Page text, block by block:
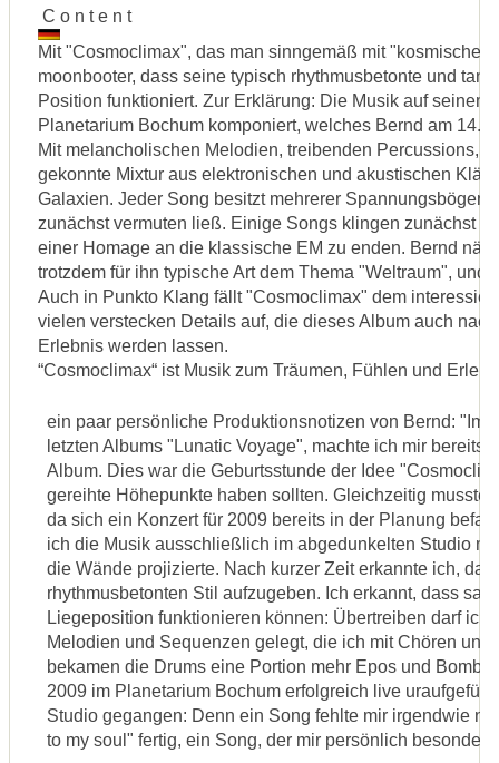
C o n t e n t
Mit "Cosmoclimax", das man sinngemäß mit "kosmischer
moonbooter, dass seine typisch rhythmusbetonte und
Position funktioniert. Zur Erklärung: Die Musik auf
Planetarium Bochum komponiert, welches Bernd am 14.
Mit melancholischen Melodien, treibenden Percussions,
gekonnte Mixtur aus elektronischen und akustischen
Galaxien. Jeder Song besitzt mehrerer Spannungsbögen
zunächst vermuten ließ. Einige Songs klingen zunächst
einer Homage an die klassische EM zu enden. Bernd
trotzdem für ihn typische Art dem Thema "Weltraum",
Auch in Punkto Klang fällt "Cosmoclimax" dem
vielen verstecken Details auf, die dieses Album auch
Erlebnis werden lassen.
“Cosmoclimax“ ist Musik zum Träumen, Fühlen und
ein paar persönliche Produktionsnotizen von Bernd: "Im
letzten Albums "Lunatic Voyage", machte ich mir bereits
Album. Dies war die Geburtsstunde der Idee
gereihte Höhepunkte haben sollten. Gleichzeitig
da sich ein Konzert für 2009 bereits in der Planung
ich die Musik ausschließlich im abgedunkelten Studio
die Wände projizierte. Nach kurzer Zeit erkannte ich,
rhythmusbetonten Stil aufzugeben. Ich erkannt, dass
Liegeposition funktionieren können: Übertreiben darf
Melodien und Sequenzen gelegt, die ich mit Chören
bekamen die Drums eine Portion mehr Epos und
2009 im Planetarium Bochum erfolgreich live
Studio gegangen: Denn ein Song fehlte mir irgendwie
to my soul" fertig, ein Song, der mir persönlich